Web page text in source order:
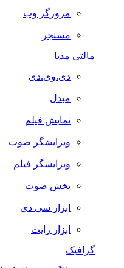
مرورگر وب
مسنجر
مالتی مدیا
دی.وی.دی
مبدل
نمایش فیلم
ویرایشگر صوت
ویرایشگر فیلم
پخش صوت
ابزار سی دی
ابزار رایت
گرافیک